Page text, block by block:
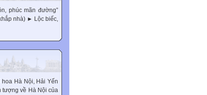
phúc mãn đường”
nhà) ► Lộc biếc,
Hà Nội, Hải Yến
tượng về Hà Nội của